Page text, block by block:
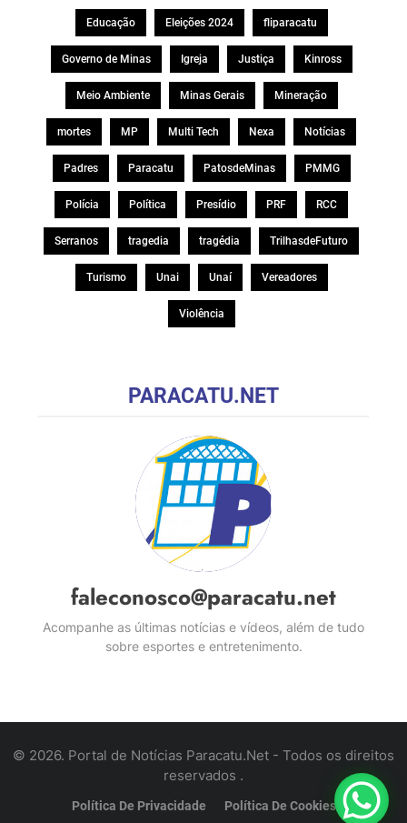
Educação Eleições 2024 fliparacatu
Governo de Minas Igreja Justiça Kinross
Meio Ambiente Minas Gerais Mineração
mortes MP Multi Tech Nexa Notícias
Padres Paracatu PatosdeMinas PMMG
Polícia Política Presídio PRF RCC
Serranos tragedia tragédia TrilhasdeFuturo
Turismo Unai Unaí Vereadores
Violência
PARACATU.NET
faleconosco@paracatu.net
Acompanhe as últimas notícias e vídeos, além de tudo
sobre esportes e entretenimento.
© 2026. Portal de Notícias Paracatu.Net - Todos os direitos
reservados .
Política De Privacidade Política De Cookies